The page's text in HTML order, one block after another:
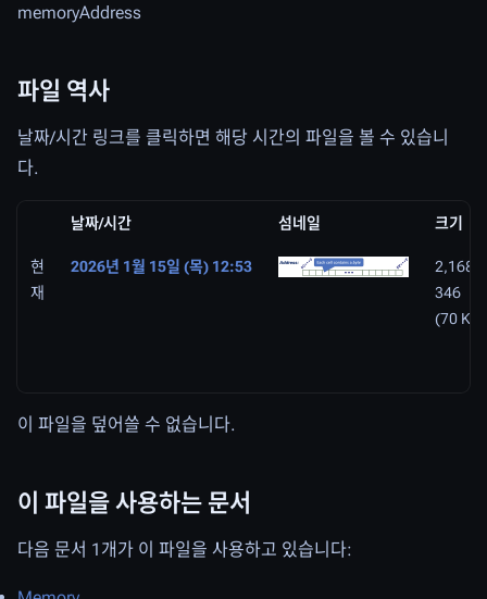
memoryAddress
파일 역사
날짜/시간 링크를 클릭하면 해당 시간의 파일을 볼 수 있습니
다.
날짜/시간 섬네일 크기
현
재
2026년 1월 15일 (목) 12:53
2,168 ×
346
(70 KB)
이 파일을 덮어쓸 수 없습니다.
이 파일을 사용하는 문서
다음 문서 1개가 이 파일을 사용하고 있습니다: